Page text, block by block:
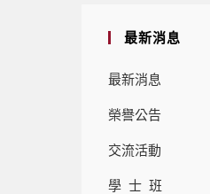
最新消息
最新消息
榮譽公告
交流活動
學 士 班